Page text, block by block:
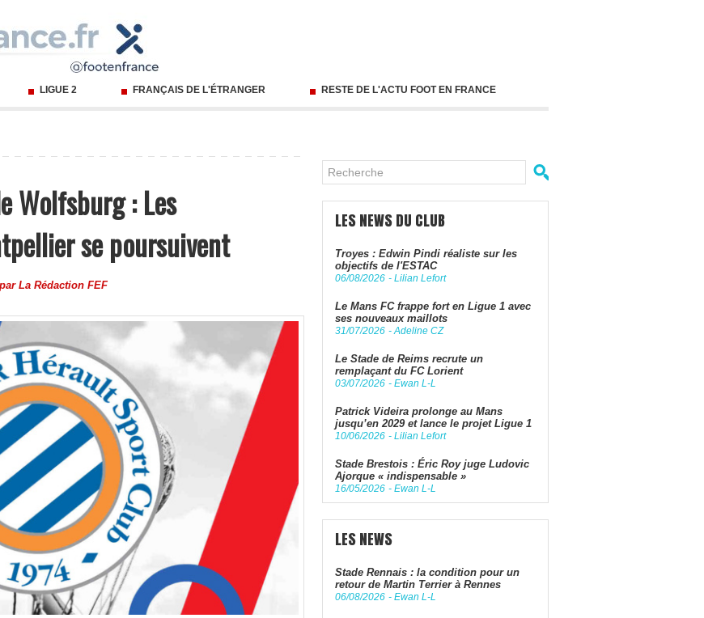
LIGUE 2 FRANÇAIS DE L'ÉTRANGER RESTE DE L'ACTU FOOT EN FRANCE
Wolfsburg : Les
se poursuivent
La Rédaction FEF
LES NEWS DU CLUB
Troyes : Edwin Pindi réaliste sur les
objectifs de l'ESTAC
06/08/2026 - Lilian Lefort
Le Mans FC frappe fort en Ligue 1 avec
ses nouveaux maillots
31/07/2026 -Adeline CZ
Le Stade de Reims recrute un
remplaçant du FC Lorient
03/07/2026 - Ewan L-L
Patrick Videira prolonge au Mans
jusqu’en 2029 et lance le projet Ligue 1
10/06/2026 - Lilian Lefort
Stade Brestois : Éric Roy juge Ludovic
Ajorque « indispensable »
16/05/2026 - Ewan L-L
LES NEWS
Stade Rennais : la condition pour un
retour de Martin Terrier à Rennes
06/08/2026 - Ewan L-L